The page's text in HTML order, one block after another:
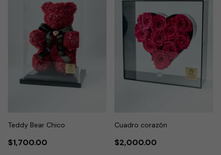
Teddy Bear Chico
$1,700.00
Cuadro corazón
$2,000.00